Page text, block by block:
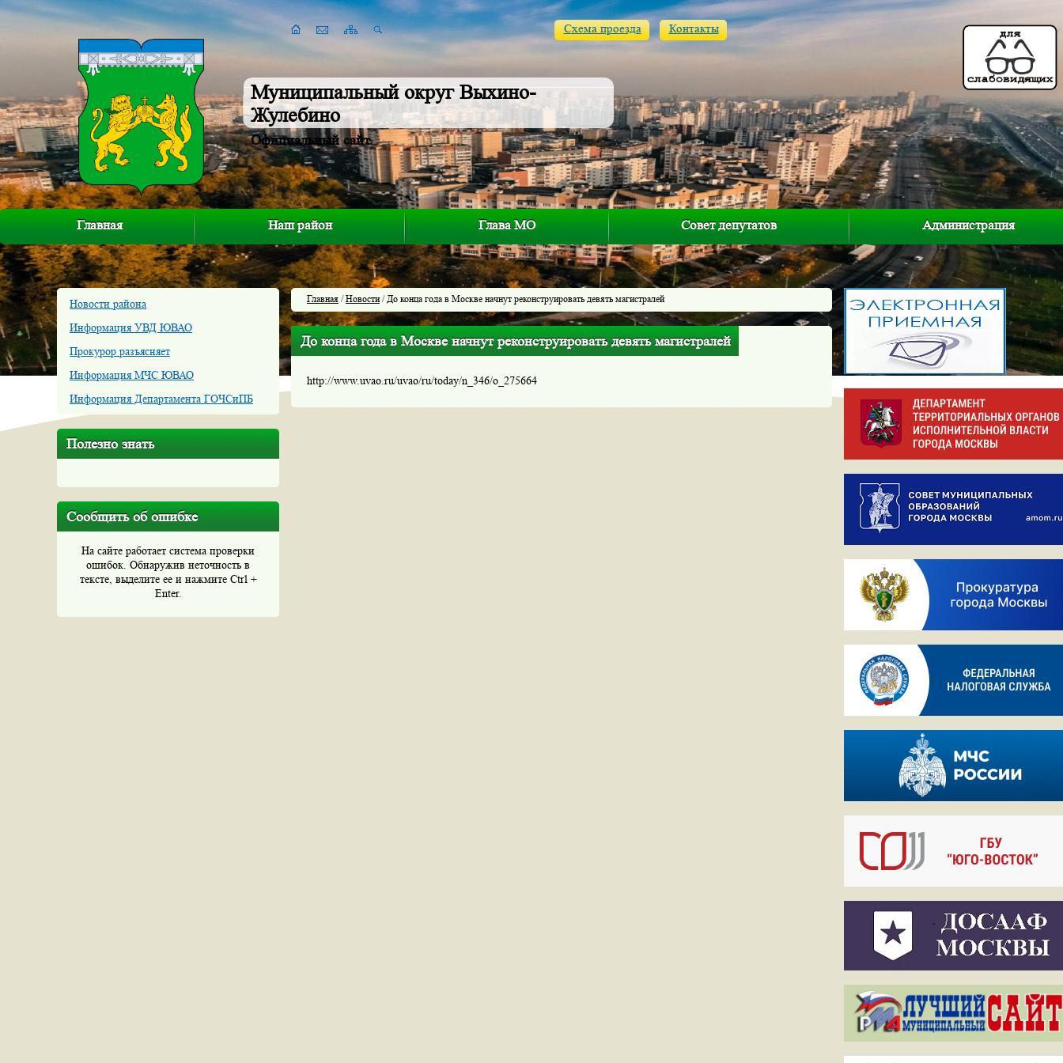
Муниципальный округ Выхино-
Жулебино
Официальный сайт
Схема проезда Контакты
Главная Наш район Глава МО Совет депутатов Администрация
Новости района
Информация УВД ЮВАО
Прокурор разъясняет
Информация МЧС ЮВАО
Информация Департамента ГОЧСиПБ
Полезно знать
Сообщить об ошибке
На сайте работает система проверки
ошибок. Обнаружив неточность в
тексте, выделите ее и нажмите Ctrl +
Enter.
Главная /Новости/ До конца года в Москве начнут реконструировать девять магистралей
До конца года в Москве начнут реконструировать девять магистралей
http://www.uvao.ru/uvao/ru/today/n_346/o_275664